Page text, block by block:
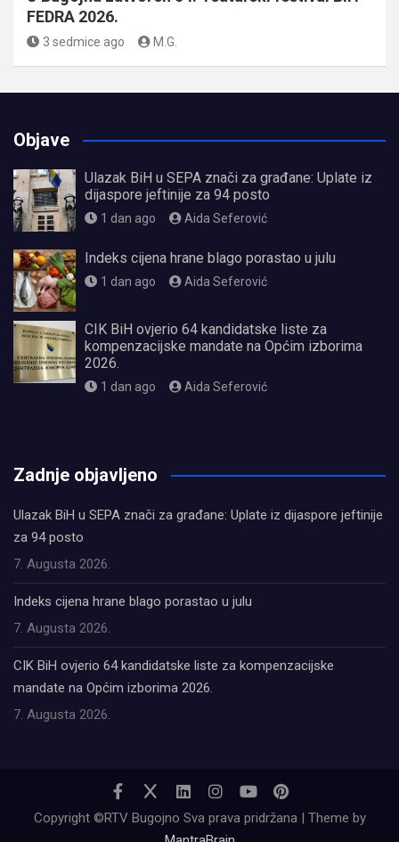
FEDRA 2026.
3 sedmice ago M.G.
Objave
Ulazak BiH u SEPA znači za građane: Uplate iz
dijaspore jeftinije za 94 posto
1 dan ago Aida Seferović
Indeks cijena hrane blago porastao u julu
1 dan ago Aida Seferović
CIK BiH ovjerio 64 kandidatske liste za
kompenzacijske mandate na Općim izborima
2026.
1 dan ago Aida Seferović
Zadnje objavljeno
Ulazak BiH u SEPA znači za građane: Uplate iz dijaspore jeftinije
za 94 posto
7. Augusta 2026.
Indeks cijena hrane blago porastao u julu
7. Augusta 2026.
CIK BiH ovjerio 64 kandidatske liste za kompenzacijske
mandate na Općim izborima 2026.
7. Augusta 2026.
Copyright ©RTV Bugojno Sva prava pridržana | Theme by